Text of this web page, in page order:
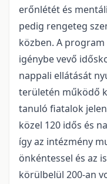
erőnlétét és
pedig rengeteg
közben. A
igénybe vevő
nappali ellátását
területén működő
tanuló fiatalok
közel 120 idős és
így az intézmény
önkéntessel és az
körülbelül 200-an